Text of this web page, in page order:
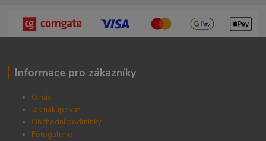
Informace pro zákazníky
O nás
Jak nakupovat
Obchodní podmínky
Fotogalerie